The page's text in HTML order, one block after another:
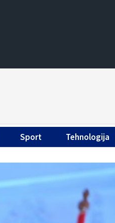
Sport Tehnologija